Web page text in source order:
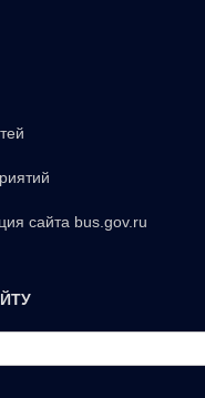
сайта bus.gov.ru